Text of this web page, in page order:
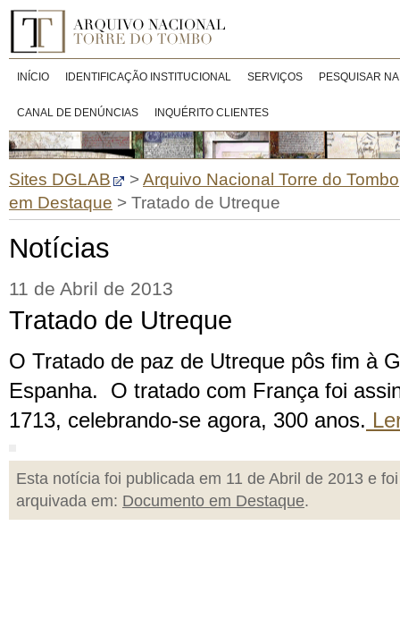
INÍCIO IDENTIFICAÇÃO INSTITUCIONAL SERVIÇOS PESQUISAR
CANAL DE DENÚNCIAS INQUÉRITO CLIENTES
Sites DGLAB >Arquivo Nacional Torre do Tombo
em Destaque > Tratado de Utreque
Notícias
11 de Abril de 2013
Tratado de Utreque
O Tratado de paz de Utreque pôs fim à
Espanha. O tratado com França foi
1713, celebrando-se agora, 300 anos.
Esta notícia foi publicada em 11 de Abril de 2013 e foi
arquivada em: Documento em Destaque.